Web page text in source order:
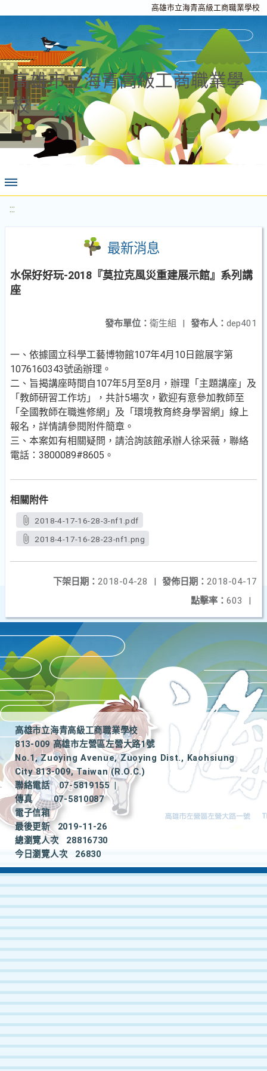
高雄市立海青高級工商職業學校
高雄市立海青高級工商職業學
校
:::
最新消息
水保好好玩-2018『莫拉克風災重建展示館』系列講
座
發布人： dep401
發布單位： 衛生組 |
一、依據國立科學工藝博物館107年4月10日館展字第
1076160343號函辦理。
二、旨揭講座時間自107年5月至8月，辦理「主題講座」及
「教師研習工作坊」，共計5場次，歡迎有意參加教師至
「全國教師在職進修網」及「環境教育終身學習網」線上
報名，詳情請參閱附件簡章。
三、本案如有相關疑問，請洽詢該館承辦人徐采薇，聯絡
電話：3800089#8605。
相關附件
2018-4-17-16-28-3-nf1.pdf
2018-4-17-16-28-23-nf1.png
發佈日期： 2018-04-17
下架日期： 2018-04-28
|
點擊率： 603 |
高雄市立海青高級工商職業學校
813-009 高雄市左營區左營大路1號
No.1, Zuoying Avenue, Zuoying Dist., Kaohsiung
City 813-009, Taiwan (R.O.C.)
聯絡電話
07-5819155
|
傳真
07-5810087
電子信箱
最後更新
2019-11-26
總瀏覽人次
28816730
今日瀏覽人次
26830